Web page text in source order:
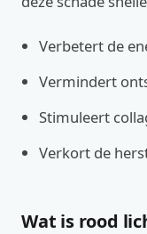
Verbetert de
Vermindert
Stimuleert
Verkort de
Wat is rood